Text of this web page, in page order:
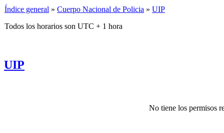
Índice general » Cuerpo Nacional de Policia » UIP
Todos los horarios son UTC + 1 hora
UIP
No tiene los permisos